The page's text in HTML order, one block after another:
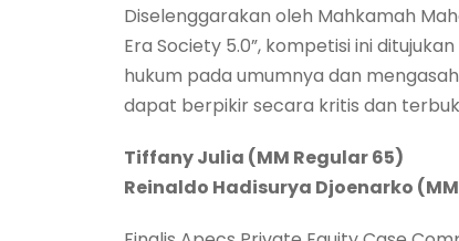
Diselenggarakan oleh Mahkamah
Era Society 5.0”, kompetisi ini
hukum pada umumnya dan
dapat berpikir secara kritis dan
Tiffany Julia (MM Regular 65)
Reinaldo Hadisurya Djoenarko